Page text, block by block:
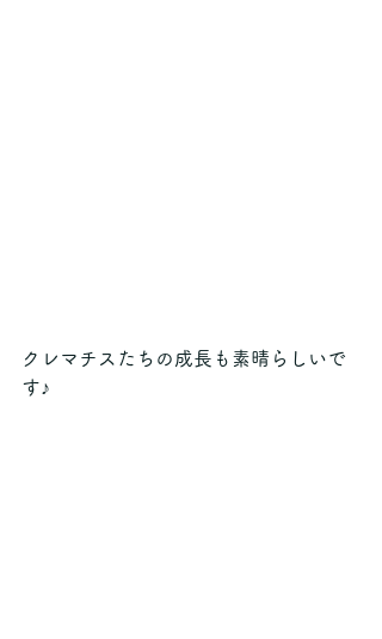
クレマチスたちの成長も素晴らしいで
す♪